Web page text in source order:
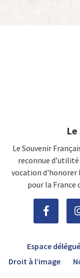
Le Souvenir
reconnue
vocation d'honorer
pour la France
Espace
Droit à l’image